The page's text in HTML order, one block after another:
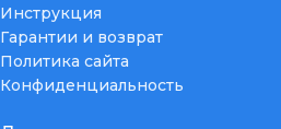
Инструкция
Гарантии и возврат
Политика сайта
Конфиденциальность